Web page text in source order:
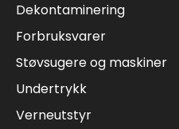
Dekontaminering
Forbruksvarer
Støvsugere og maskiner
Undertrykk
Verneutstyr